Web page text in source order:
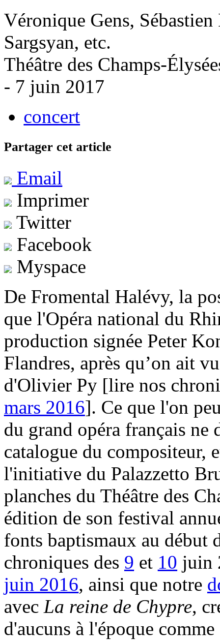
Véronique Gens,
Sargsyan, etc.
Théâtre des Champs-
- 7 juin 2017
concert
Partager cet article
Email
Imprimer
Twitter
Facebook
Myspace
De Fromental Halévy, la
que l'Opéra national du
production signée Peter
Flandres, après qu’on ait
d'Olivier Py [lire nos
mars 2016]. Ce que l'on
du grand opéra français ne
catalogue du compositeur,
l'initiative du Palazzetto
planches du Théâtre des
édition de son festival
fonts baptismaux au début
chroniques des 9 et 10 juin
juin 2016, ainsi que notre
avec La reine de Chypre,
d'aucuns à l'époque